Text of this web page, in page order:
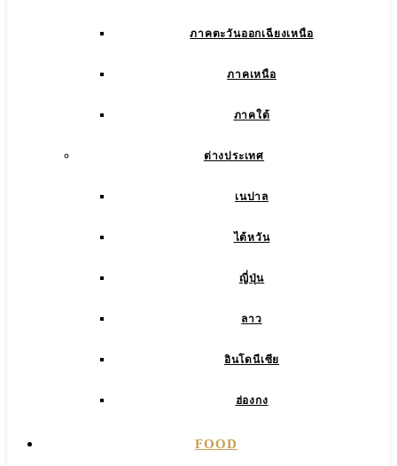
ภาคตะวันออกเฉียงเหนือ
ภาคเหนือ
ภาคใต้
ต่างประเทศ
เนปาล
ไต้หวัน
ญี่ปุ่น
ลาว
อินโดนีเซีย
ฮ่องกง
FOOD